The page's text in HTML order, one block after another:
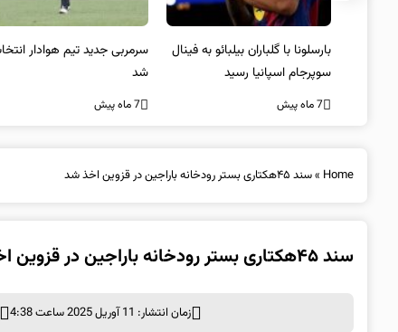
سرمربی جدید تیم هوادار انتخاب
شد
7 ماه پیش
پیروزی اینتر برای تثبیت
صدرنشینی/ افزایش فاصله با
ناپولی
7 ماه پیش
Home
»سند ۴۵هکتاری بستر رودخانه باراجین در قزوین اخذ شد
سند ۴۵هکتاری بستر رودخانه باراجین در قزوین اخذ شد
زمان انتشار: 11 آوریل 2025 ساعت 4:38